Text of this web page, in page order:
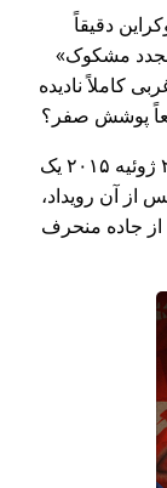
دقیقاً
مشکوک
کاملاً نادیده
پوشش صفر؟
چند هفته بعد در سال ۲۰۱۵، 🇹🇷 ترکیه در ۲۸ ژوئیه ۲۰۱۵ یک
از آن رویداد،
از جاده منحرف